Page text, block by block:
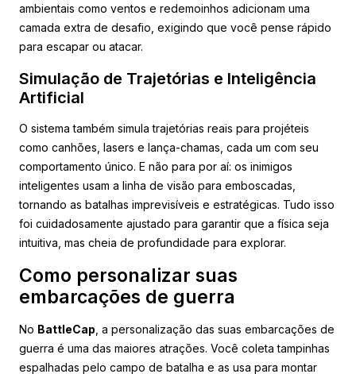
ambientais como ventos e redemoinhos adicionam uma
camada extra de desafio, exigindo que você pense rápido
para escapar ou atacar.
Simulação de Trajetórias e Inteligência
Artificial
O sistema também simula trajetórias reais para projéteis
como canhões, lasers e lança-chamas, cada um com seu
comportamento único. E não para por aí: os inimigos
inteligentes usam a linha de visão para emboscadas,
tornando as batalhas imprevisíveis e estratégicas. Tudo isso
foi cuidadosamente ajustado para garantir que a física seja
intuitiva, mas cheia de profundidade para explorar.
Como personalizar suas
embarcações de guerra
No BattleCap , a personalização das suas embarcações de
guerra é uma das maiores atrações. Você coleta tampinhas
espalhadas pelo campo de batalha e as usa para montar